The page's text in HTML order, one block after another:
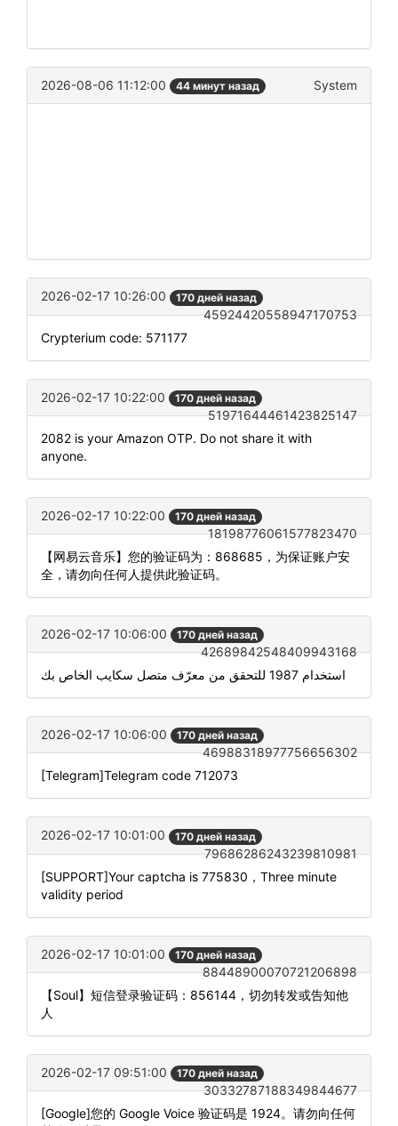
2026-08-06 11:12:00 44 минут назад System
2026-02-17 10:26:00 170 дней назад
45924420558947170753
Crypterium code: 571177
2026-02-17 10:22:00 170 дней назад
51971644461423825147
2082 is your Amazon OTP. Do not share it with
anyone.
2026-02-17 10:22:00 170 дней назад
18198776061577823470
【网易云音乐】您的验证码为：868685，为保证账户安
全，请勿向任何人提供此验证码。
2026-02-17 10:06:00 170 дней назад
42689842548409943168
استخدام 1987 للتحقق من معرّف متصل سكايب الخاص بك
2026-02-17 10:06:00 170 дней назад
46988318977756656302
[Telegram]Telegram code 712073
2026-02-17 10:01:00 170 дней назад
79686286243239810981
[SUPPORT]Your captcha is 775830，Three minute
validity period
2026-02-17 10:01:00 170 дней назад
88448900070721206898
【Soul】短信登录验证码：856144，切勿转发或告知他
人
2026-02-17 09:51:00 170 дней назад
30332787188349844677
[Google]您的 Google Voice 验证码是 1924。请勿向任何